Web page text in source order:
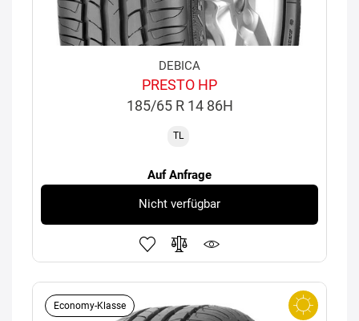
DEBICA
PRESTO HP
185/65 R 14 86H
TL
Auf Anfrage
Nicht verfügbar
Economy-Klasse